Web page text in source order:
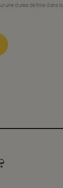
une durée définie dans la